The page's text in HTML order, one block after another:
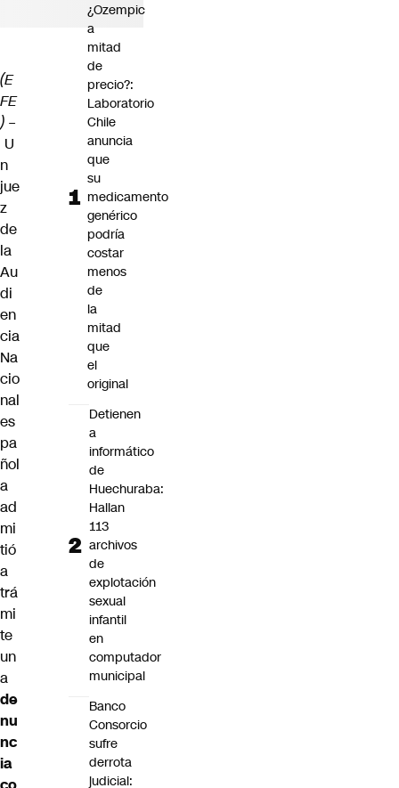
(E
FE
) –
U
n
jue
z
de
la
Au
di
en
cia
Na
cio
nal
es
pa
ñol
a
ad
mi
tió
a
trá
mi
te
un
a
de
nu
nc
ia
¿Ozempic
a
mitad
de
precio?:
Laboratorio
Chile
anuncia
que
su
medicamento
genérico
podría
costar
menos
de
la
mitad
que
el
original
Detienen
a
informático
de
Huechuraba:
Hallan
113
archivos
de
explotación
sexual
infantil
en
computador
municipal
Banco
Consorcio
sufre
derrota
judicial: